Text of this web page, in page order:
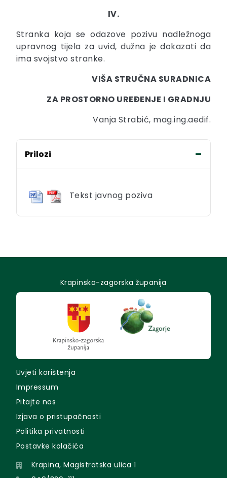
IV.
Stranka koja se odazove pozivu nadležnoga
upravnog tijela za uvid, dužna je dokazati da
ima svojstvo stranke.
VIŠA STRUČNA SURADNICA
ZA PROSTORNO UREĐENJE I GRADNJU
Vanja Strabić, mag.ing.aedif.
Prilozi
Tekst javnog poziva
Krapinsko-zagorska županija
Uvjeti korištenja
Impressum
Pitajte nas
Izjava o pristupačnosti
Politika privatnosti
Postavke kolačića
Krapina, Magistratska ulica 1